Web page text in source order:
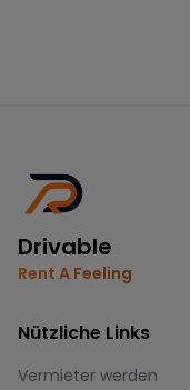
Drivable
Rent A Feeling
Nützliche Links
Vermieter werden